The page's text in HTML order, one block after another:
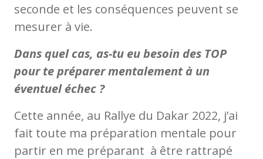
seconde et les conséquences peuvent se
mesurer à vie.
Dans quel cas, as-tu eu besoin des TOP
pour te préparer mentalement à un
éventuel échec ?
Cette année, au Rallye du Dakar 2022, j’ai
fait toute ma préparation mentale pour
partir en me préparant à être rattrapé